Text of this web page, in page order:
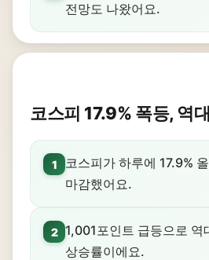
전망도 나왔어요.
코스피 17.9% 폭등, 역
1
코스피가 하루에 17.9%
마감했어요.
2 1,001포인트 급등으로 역
상승률이에요.